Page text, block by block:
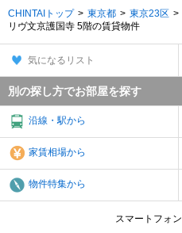
CHINTAIトップ 東京都 東京23区
リヴ文京護国寺 5階の賃貸物件
気になるリスト
別の探し方でお部屋を探す
沿線・駅から
家賃相場から
物件特集から
スマートフォン